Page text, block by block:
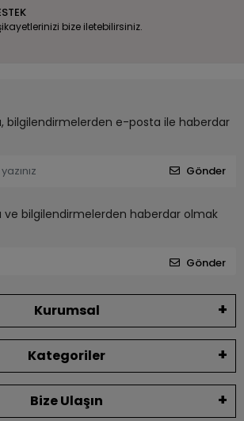
bize iletebilirsiniz.
bilgilendirmelerden e-posta ile haberdar
Gönder
ve bilgilendirmelerden haberdar olmak
Gönder
Kurumsal
Kategoriler
Bize Ulaşın